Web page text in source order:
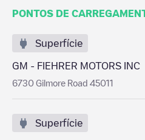
PONTOS DE
Superfície
GM - FIEHRER MOTORS INC
6730 Gilmore Road 45011
Superfície